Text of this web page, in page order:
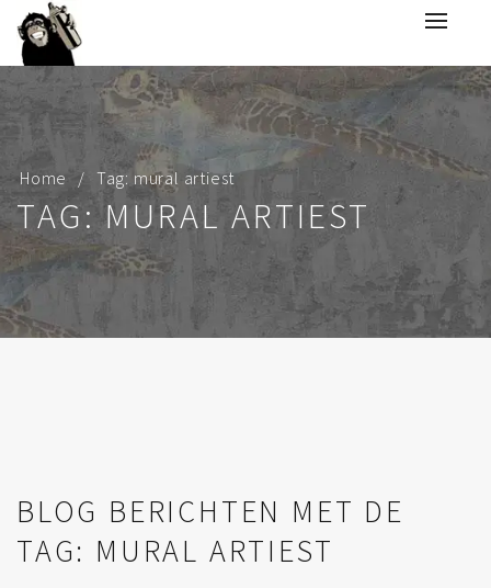
Home Tag: mural artiest
TAG: MURAL ARTIEST
BLOG BERICHTEN MET DE
TAG: MURAL ARTIEST